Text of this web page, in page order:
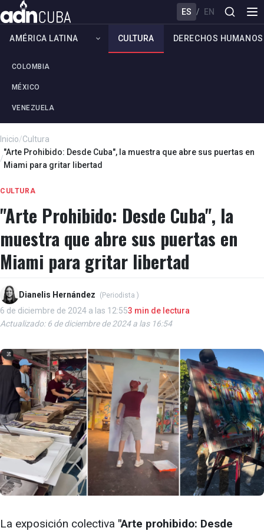
ES / EN
AMÉRICA LATINA
COLOMBIA
MÉXICO
VENEZUELA
CULTURA DERECHOS HUMANOS
Inicio/Cultura
/
"Arte Prohibido: Desde Cuba", la muestra que abre sus puertas en
Miami para gritar libertad
CULTURA
"Arte Prohibido: Desde Cuba", la
muestra que abre sus puertas en
Miami para gritar libertad
Dianelis Hernández (Periodista )
6 de diciembre de 2024 a las 12:553 min de lectura
Actualizado: 6 de diciembre de 2024 a las 16:54
La exposición colectiva "Arte prohibido: Desde